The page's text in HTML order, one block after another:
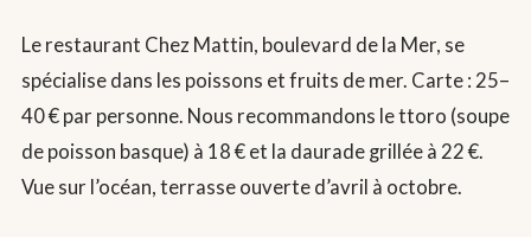
Le restaurant Chez Mattin, boulevard de la Mer, se
spécialise dans les poissons et fruits de mer. Carte : 25–
40 € par personne. Nous recommandons le ttoro (soupe
de poisson basque) à 18 € et la daurade grillée à 22 €.
Vue sur l’océan, terrasse ouverte d’avril à octobre.